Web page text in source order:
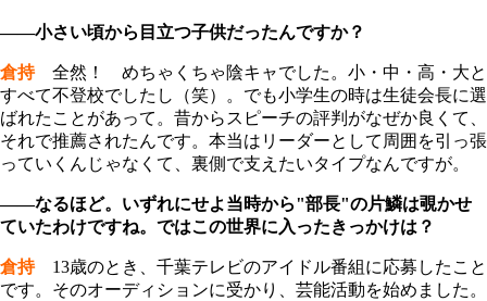
――小さい頃から目立つ子供だったんですか？
倉持全然！ めちゃくちゃ陰キャでした。小・中・高・大と
すべて不登校でしたし（笑）。でも小学生の時は生徒会長に選
ばれたことがあって。昔からスピーチの評判がなぜか良くて、
それで推薦されたんです。本当はリーダーとして周囲を引っ張
っていくんじゃなくて、裏側で支えたいタイプなんですが。
――なるほど。いずれにせよ当時から"部長"の片鱗は覗かせ
ていたわけですね。ではこの世界に入ったきっかけは？
倉持13歳のとき、千葉テレビのアイドル番組に応募したこと
です。そのオーディションに受かり、芸能活動を始めました。